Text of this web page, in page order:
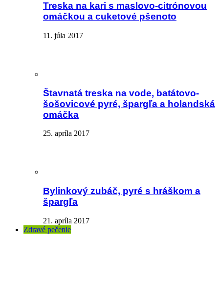
Treska na kari s maslovo-citrónovou
omáčkou a cuketové pšenoto
11. júla 2017
Štavnatá treska na vode, batátovo-
šošovicové pyré, špargľa a holandská
omáčka
25. apríla 2017
Bylinkový zubáč, pyré s hráškom a
špargľa
21. apríla 2017
Zdravé pečenie